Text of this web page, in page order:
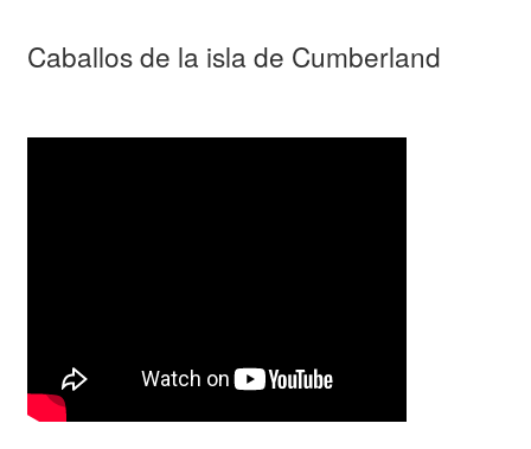
Caballos de la isla de Cumberland